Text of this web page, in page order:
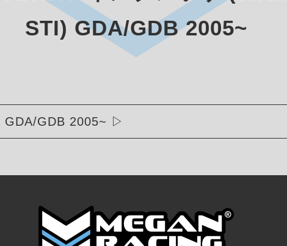
STI) GDA/GDB 2005~
GDA/GDB 2005~